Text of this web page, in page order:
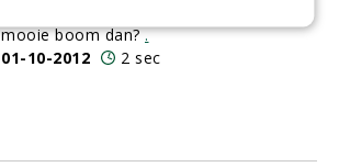
mooie boom dan?.
01-10-2012
2 sec